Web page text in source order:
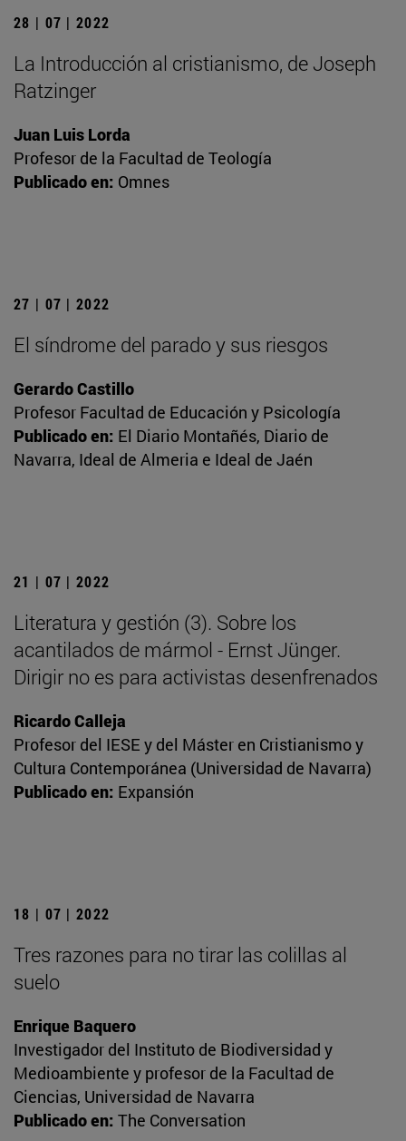
28 | 07 | 2022
La Introducción al cristianismo, de Joseph
Ratzinger
Juan Luis Lorda
Profesor de la Facultad de Teología
Publicado en: Omnes
27 | 07 | 2022
El síndrome del parado y sus riesgos
Gerardo Castillo
Profesor Facultad de Educación y Psicología
Publicado en: El Diario Montañés, Diario de
Navarra, Ideal de Almeria e Ideal de Jaén
21 | 07 | 2022
Literatura y gestión (3). Sobre los
acantilados de mármol - Ernst Jünger.
Dirigir no es para activistas desenfrenados
Ricardo Calleja
Profesor del IESE y del Máster en Cristianismo y
Cultura Contemporánea (Universidad de Navarra)
Publicado en: Expansión
18 | 07 | 2022
Tres razones para no tirar las colillas al
suelo
Enrique Baquero
Investigador del Instituto de Biodiversidad y
Medioambiente y profesor de la Facultad de
Ciencias, Universidad de Navarra
Publicado en: The Conversation